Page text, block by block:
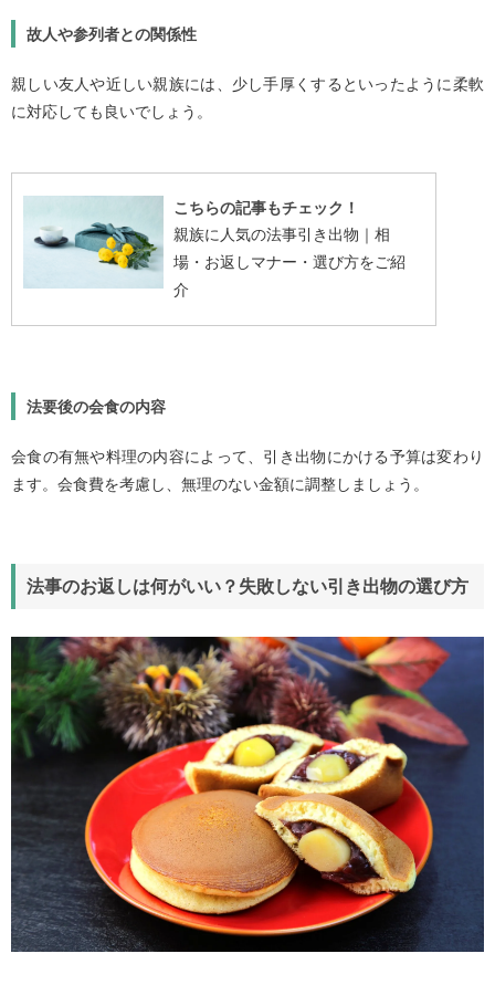
故人や参列者との関係性
親しい友人や近しい親族には、少し手厚くするといったように柔軟
に対応しても良いでしょう。
こちらの記事もチェック！
親族に人気の法事引き出物｜相
場・お返しマナー・選び方をご紹
介
法要後の会食の内容
会食の有無や料理の内容によって、引き出物にかける予算は変わり
ます。会食費を考慮し、無理のない金額に調整しましょう。
法事のお返しは何がいい？失敗しない引き出物の選び方